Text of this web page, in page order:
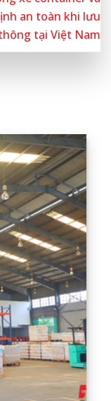
an toàn khi lưu
tại Việt Nam